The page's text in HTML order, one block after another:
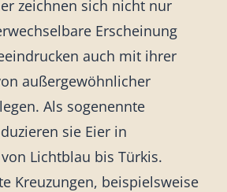
zeichnen sich nicht nur
Erscheinung
auch mit ihrer
außergewöhnlicher
Als sogenennte
sie Eier in
Lichtblau bis Türkis.
Kreuzungen, beispielsweise